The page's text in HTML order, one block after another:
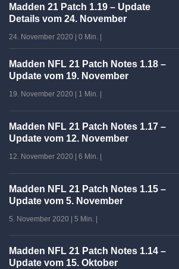
Madden 21 Patch 1.19 – Update
Details vom 24. November
24. November 2020 | 0 Min. |
Madden NFL 21 Patch Notes 1.18 –
Update vom 19. November
19. November 2020 1 Min.
Madden NFL 21 Patch Notes 1.17 –
Update vom 12. November
12. November 2020 6 Min.
Madden NFL 21 Patch Notes 1.15 –
Update vom 5. November
5. November 2020 | 5 Min. |
Madden NFL 21 Patch Notes 1.14 –
Update vom 15. Oktober